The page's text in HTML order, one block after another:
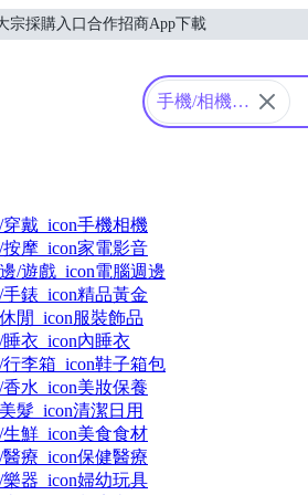
宗採購入口合作招商App下載
Yahoo購物中心
手機/相機/
手機相機
家電影音
電腦週邊
精品黃金
服裝飾品
內睡衣
鞋子箱包
美妝保養
清潔日用
美食食材
保健醫療
婦幼玩具